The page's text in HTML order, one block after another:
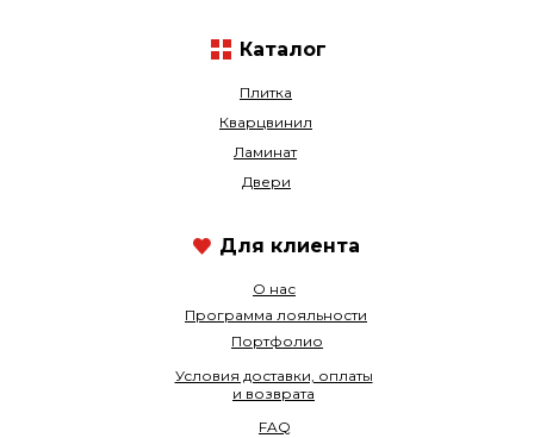
Плитка
Кварцвинил
О нас
Ламинат
Программа лояльности
Двери
Портфолио
Условия доставки, оплаты
и возврата
FAQ
Каталог
Для клиента